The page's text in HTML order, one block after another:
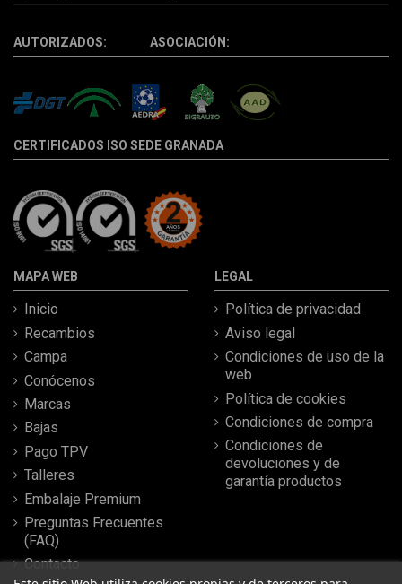
AUTORIZADOS: ASOCIACIÓN:
CERTIFICADOS ISO SEDE GRANADA
MAPA WEB
Inicio
Recambios
Campa
Conócenos
Marcas
Bajas
Pago TPV
Talleres
Embalaje Premium
Preguntas Frecuentes
(FAQ)
Contacto
LEGAL
Política de privacidad
Aviso legal
Condiciones de uso de la
web
Política de cookies
Condiciones de compra
Condiciones de
devoluciones y de
garantía productos